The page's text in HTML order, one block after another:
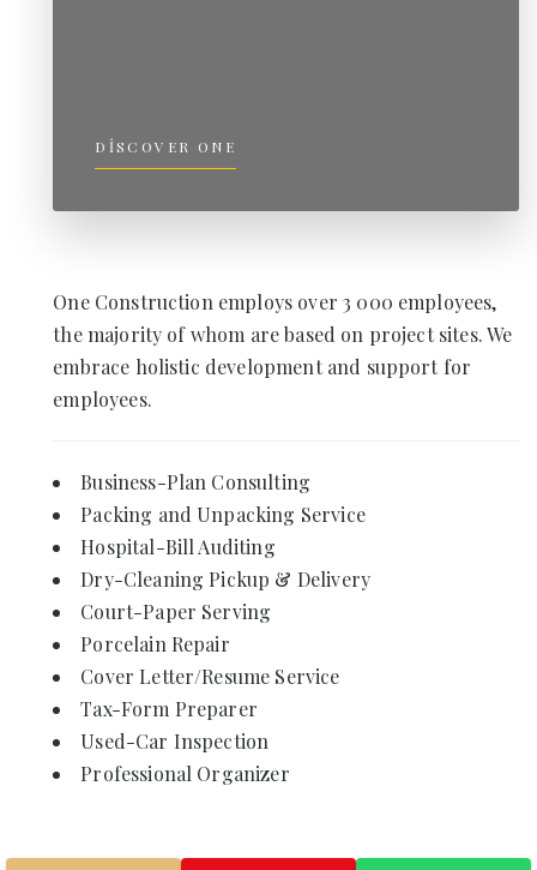
DISCOVER ONE
One Construction employs over 3 000 employees,
the majority of whom are based on project sites. We
embrace holistic development and support for
employees.
Business-Plan Consulting
Packing and Unpacking Service
Hospital-Bill Auditing
Dry-Cleaning Pickup & Delivery
Court-Paper Serving
Porcelain Repair
Cover Letter/Resume Service
Tax-Form Preparer
Used-Car Inspection
Professional Organizer